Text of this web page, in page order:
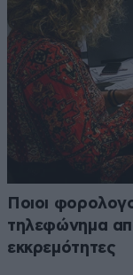
Ποιοι
τηλεφώνημα
εκκρεμότητες